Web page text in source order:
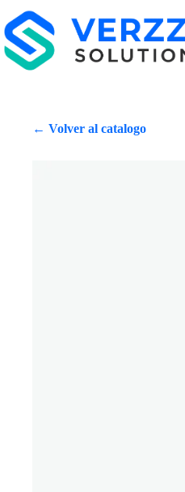
← Volver al catalogo